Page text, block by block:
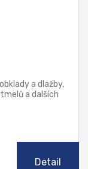
a dlažby,
a dalších
Detail